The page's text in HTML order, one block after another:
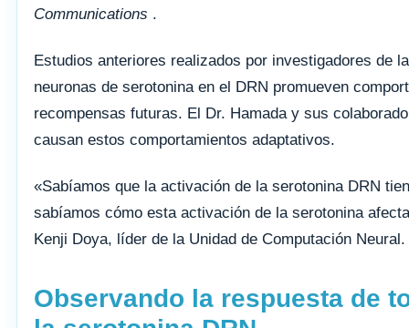
Communications .
Estudios anteriores realizados por investigadores de
neuronas de serotonina en el DRN promueven
recompensas futuras. El Dr. Hamada y sus
causan estos comportamientos adaptativos.
«Sabíamos que la activación de la serotonina DRN
sabíamos cómo esta activación de la serotonina
Kenji Doya, líder de la Unidad de Computación Neural.
Observando la respuesta de